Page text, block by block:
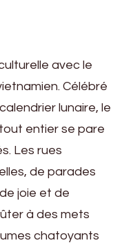
avec le
Célébré
lunaire, le
entier se pare
Les rues
de parades
joie et de
à des mets
chatoyants